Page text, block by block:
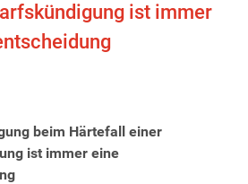
ist immer
beim Härtefall einer
ist immer eine